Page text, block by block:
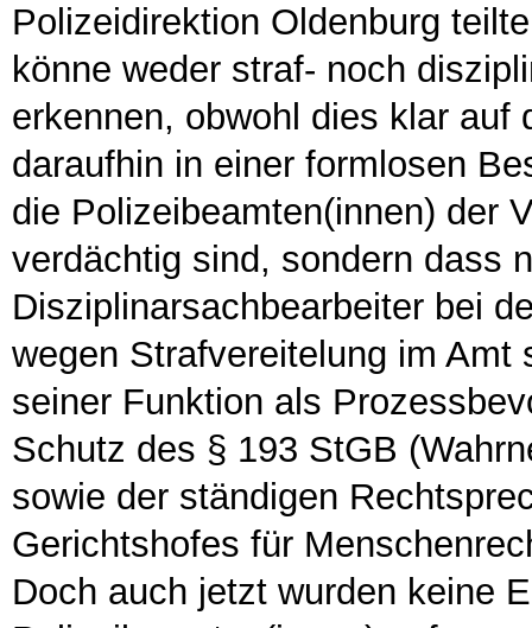
Polizeidirektion Oldenburg
könne weder straf- noch
erkennen, obwohl dies klar auf
daraufhin in einer formlosen
die Polizeibeamten(innen) der
verdächtig sind, sondern dass
Disziplinarsachbearbeiter bei
wegen Strafvereitelung im
seiner Funktion als
Schutz des § 193 StGB
sowie der ständigen
Gerichtshofes für
Doch auch jetzt wurden keine